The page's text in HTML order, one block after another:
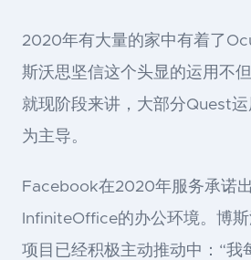
2020年有大量的家中有着了
斯沃思坚信这个头显的运用不
就现阶段来讲，大部分Quest
为主导。
Facebook在2020年服务承诺
InfiniteOffice的办公环境。博
项目已经积极主动推动中：“我